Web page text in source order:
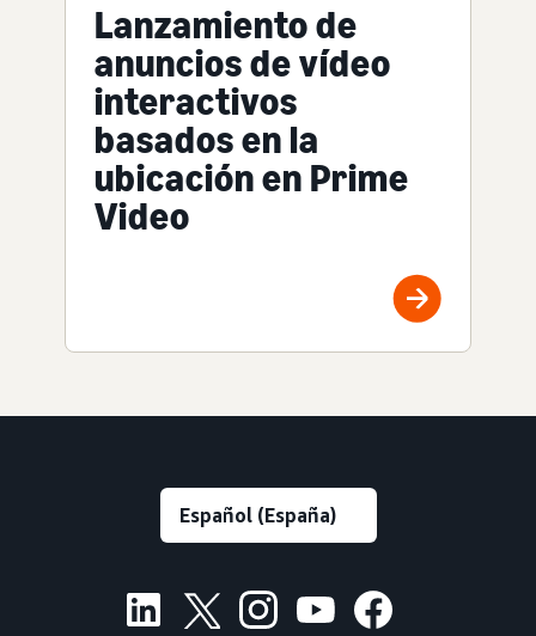
Lanzamiento de
anuncios de vídeo
interactivos
basados en la
ubicación en Prime
Video